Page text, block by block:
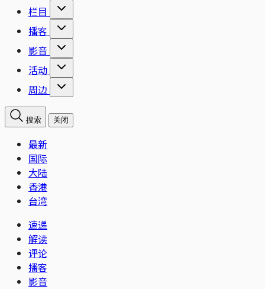
栏目
播客
影音
活动
周边
搜索 关闭
最新
国际
大陆
香港
台湾
速递
解读
评论
播客
影音